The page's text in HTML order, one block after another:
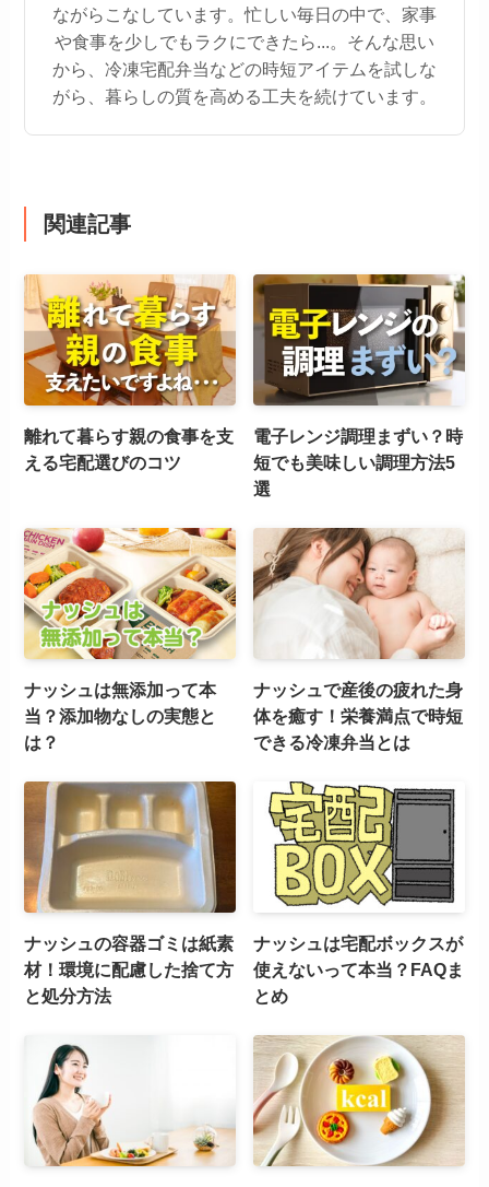
ながらこなしています。忙しい毎日の中で、家事
や食事を少しでもラクにできたら...。そんな思い
から、冷凍宅配弁当などの時短アイテムを試しな
がら、暮らしの質を高める工夫を続けています。
関連記事
離れて暮らす親の食事を支
える宅配選びのコツ
電子レンジ調理まずい？時
短でも美味しい調理方法5
選
ナッシュは無添加って本
当？添加物なしの実態と
は？
ナッシュで産後の疲れた身
体を癒す！栄養満点で時短
できる冷凍弁当とは
ナッシュの容器ゴミは紙素
材！環境に配慮した捨て方
と処分方法
ナッシュは宅配ボックスが
使えないって本当？FAQま
とめ